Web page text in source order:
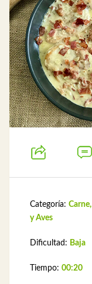
Categoría:
y Aves
Dificultad: Baja
Tiempo: 00:20